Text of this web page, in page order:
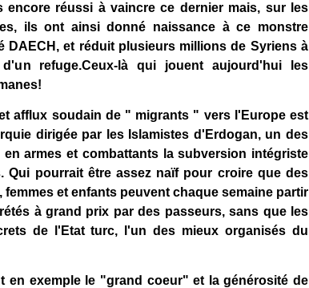
encore réussi à vaincre ce dernier mais, sur les
ils ont ainsi donné naissance à ce monstre
DAECH, et réduit plusieurs millions de Syriens à
refuge.Ceux-là qui jouent aujourd'hui les
afflux soudain de " migrants " vers l'Europe est
dirigée par les Islamistes d'Erdogan, un des
armes et combattants la subversion intégriste
Qui pourrait être assez naïf pour croire que des
et enfants peuvent chaque semaine partir
à grand prix par des passeurs, sans que les
de l'Etat turc, l'un des mieux organisés du
en exemple le "grand coeur" et la générosité de